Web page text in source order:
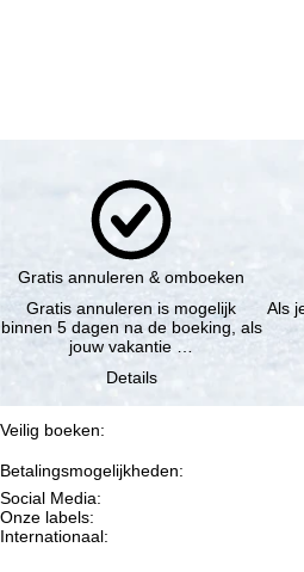
Gratis annuleren & omboeken
Gratis annuleren is mogelijk
binnen 5 dagen na de boeking, als
jouw vakantie …
Details
Als
Veilig boeken:
Betalingsmogelijkheden:
Social Media:
Onze labels:
Internationaal: